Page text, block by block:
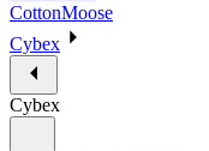
CottonMoose
Cybex
Cybex